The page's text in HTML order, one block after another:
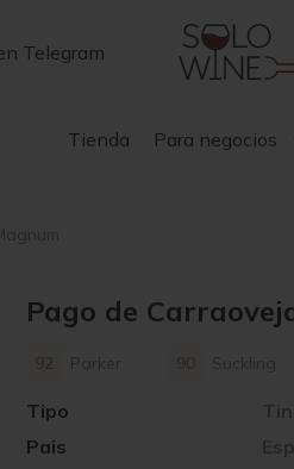
Telegram
Tienda Para negocios
Pago de
Parker Suckling
Pais
Tipo